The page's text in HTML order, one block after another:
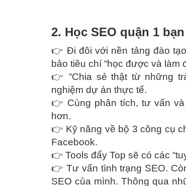
2. Học SEO quận 1
👉 Đi đôi với nền tảng đào
bảo tiêu chí “học được và làm
👉 “Chia sẻ thật từ những
nghiệm dự án thực tế.
👉 Cùng phân tích, tư vấn
hơn.
👉 Kỹ năng về bộ 3 công cụ
Facebook.
👉 Tools đẩy Top sẽ có các
👉 Tư vấn tình trạng SEO.
SEO của mình. Thông qua